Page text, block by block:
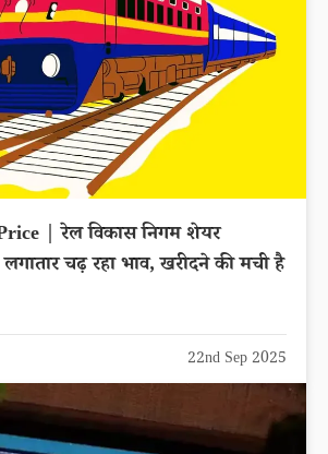
| रेल विकास निगम शेयर
चढ़ रहा भाव, खरीदने की मची है
22nd Sep 2025